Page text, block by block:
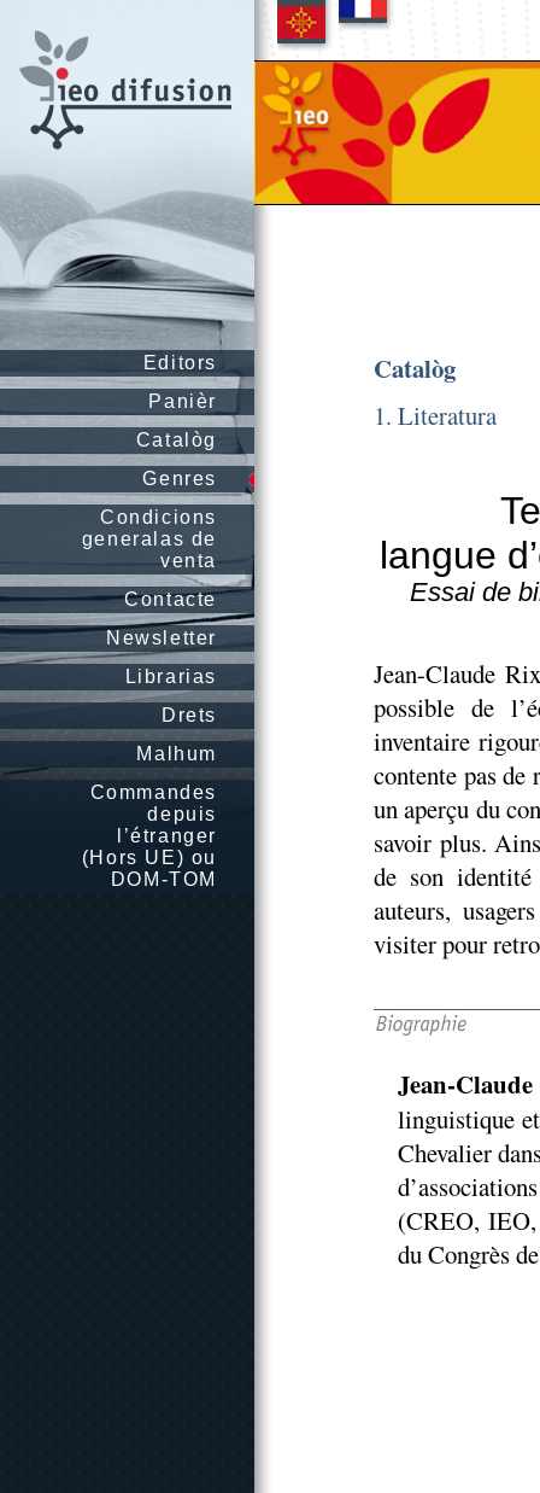
Editors
Panièr
Catalòg
Genres
Condicions
generalas de
venta
Contacte
Newsletter
Librarias
Drets
Malhum
Commandes
depuis
l’étranger
(Hors UE) ou
DOM-TOM
Catalòg
1. Literatura
langue
Essai de
Jean-Claude
possible de
inventaire
contente pas
un aperçu du
savoir plus.
de son
auteurs,
visiter pour
Jean-
linguistique
Chevalier
(CREO,
du Congrès